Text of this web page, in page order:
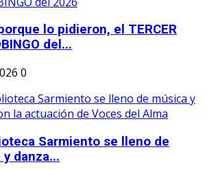
lo pidieron, el TERCER
del...
0
Sarmiento se lleno de
danza...